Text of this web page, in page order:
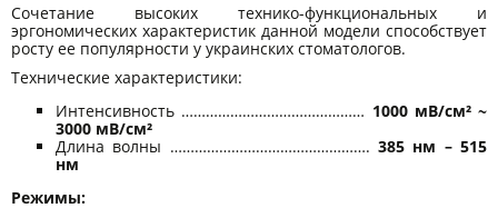
Сочетание высоких технико-функциональных и
эргономических характеристик данной модели способствует
росту ее популярности у украинских стоматологов.
Технические характеристики:
Интенсивность ……………………………………… 1000 мВ/см² ~
3000 мВ/см²
Длина волны …………………………………………. 385 нм – 515
нм
Режимы: